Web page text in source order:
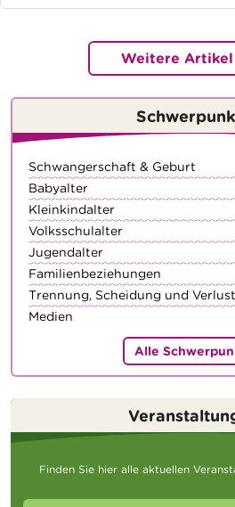
Weitere Artikel
Schwangerschaft & Geburt
Babyalter
Kleinkindalter
Volksschulalter
Jugendalter
Familienbeziehungen
Trennung, Scheidung und Verlust
Medien
Alle
Finden Sie hier alle aktuellen